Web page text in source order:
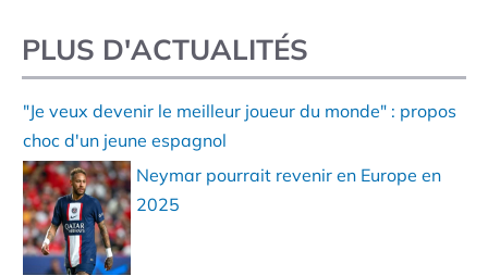
PLUS D'ACTUALITÉS
"Je veux devenir le meilleur joueur du monde" : propos
choc d'un jeune espagnol
Neymar pourrait revenir en Europe en
2025